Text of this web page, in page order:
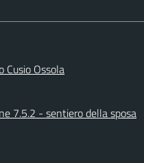
Cusio Ossola
7.5.2 - sentiero della sposa